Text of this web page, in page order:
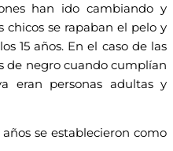
han ido cambiando y
chicos se rapaban el pelo y
15 años. En el caso de las
de negro cuando cumplían
eran personas adultas y
se establecieron como